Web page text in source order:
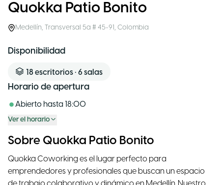
Quokka Patio Bonito
Medellín, Transversal 5a # 45-91, Colombia
Disponibilidad
18escritorios • 6 salas
Horario de apertura
Abierto hasta 18:00
Ver el horario
Sobre Quokka Patio Bonito
Quokka Coworking es el lugar perfecto para
emprendedores y profesionales que buscan un espacio